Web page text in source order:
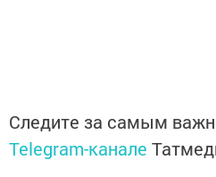
Следите за самым
Telegram-канале